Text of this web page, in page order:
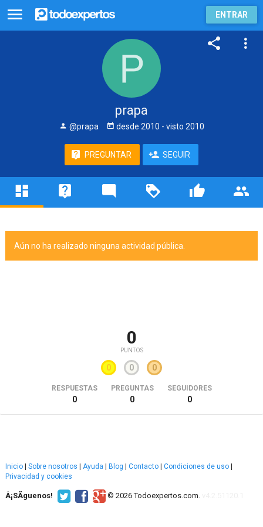
ENTRAR
prapa
@prapa desde 2010 - visto 2010
PREGUNTAR SEGUIR
Aún no ha realizado ninguna actividad pública.
0
PUNTOS
0 0 0
RESPUESTAS
0
PREGUNTAS
0
SEGUIDORES
0
Inicio Sobre nosotros Ayuda Blog Contacto Condiciones de uso
Privacidad y cookies
Â¡SÃ­guenos! © 2026 Todoexpertos.com.